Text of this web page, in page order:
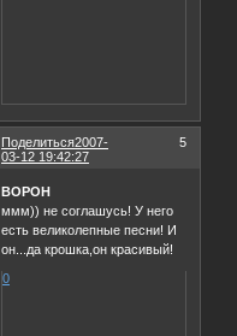
Поделиться 5
2007-
03-12 19:42:27
BOPOH
ммм)) не соглашусь! У него
есть великолепные песни! И
он...да крошка,он красивый!
0